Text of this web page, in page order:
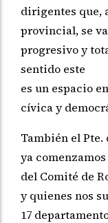
dirigentes que,
provincial, se
progresivo y
sentido este
es un espacio
cívica y
También el
ya
del Comité de
y quienes nos
17